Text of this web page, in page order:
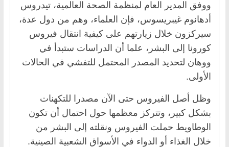
ووفق المدير العام لمنظمة الصحة العالمية، تيدروس
أدهانوم غيبريسوس، فإن العلماء، وهم من دول عدة،
سيركزون خلال زيارتهم على كيفية انتقال فيروس
كورونا إلى البشر، علما أن الدراسات ستبدأ في
ووهان لتحديد المصدر المحتمل للتفشي في الحالات
الأولى.
وظل أصل الفيروس حتى الآن مصدرا للتكهنات
بشكل كبير، وتتركز معظمها حول احتمال أن تكون
الوطاويط حملت الفيروس ونقلته إلى البشر من
خلال الغذاء أو الدواء في الأسواق الشعبية الصينية.